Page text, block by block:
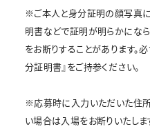
※ご本人と身分証明の顔写真
明書などで証明が明らかにな
をお断りすることがあります。
分証明書』をご持参ください。
※応募時に入力いただいた住
い場合は入場をお断りいたし